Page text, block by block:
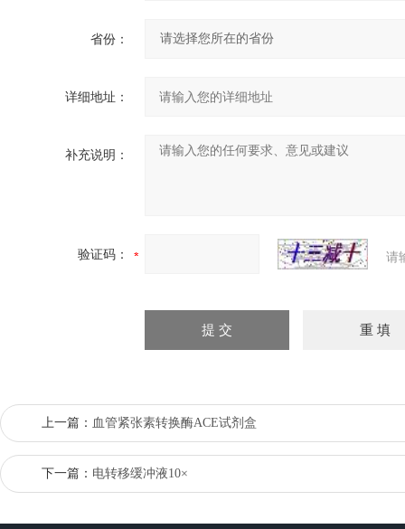
省份：
详细地址：
补充说明：
验证码： 请
上一篇： 血管紧张素转换酶ACE试剂盒
下一篇： 电转移缓冲液10×